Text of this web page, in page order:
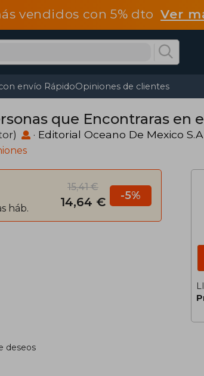
vendidos con 5% dtoVer
envío RápidoOpiniones de clientes
que Encontraras en
· Editorial Oceano De Mexico S.A.
háb.
15,41 €
14,64 € -5%
deseos